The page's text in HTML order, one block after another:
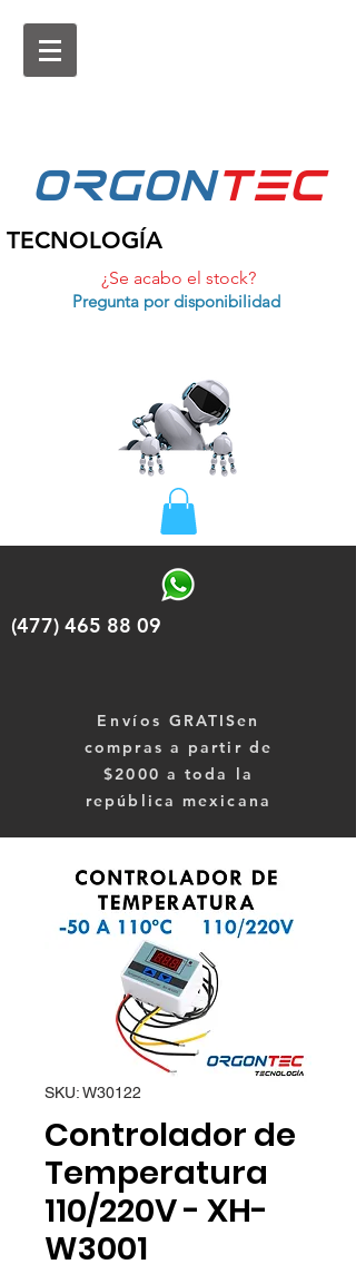
ORGONtEc
TECNOLOGÍA
¿Se acabo el stock?
Pregunta por disponibilidad
(477) 465 88 09
Envíos GRATISen
compras a partir de
$2000 a toda la
república mexicana
SKU: W30122
Controlador de
Temperatura
110/220V - XH-
W3001